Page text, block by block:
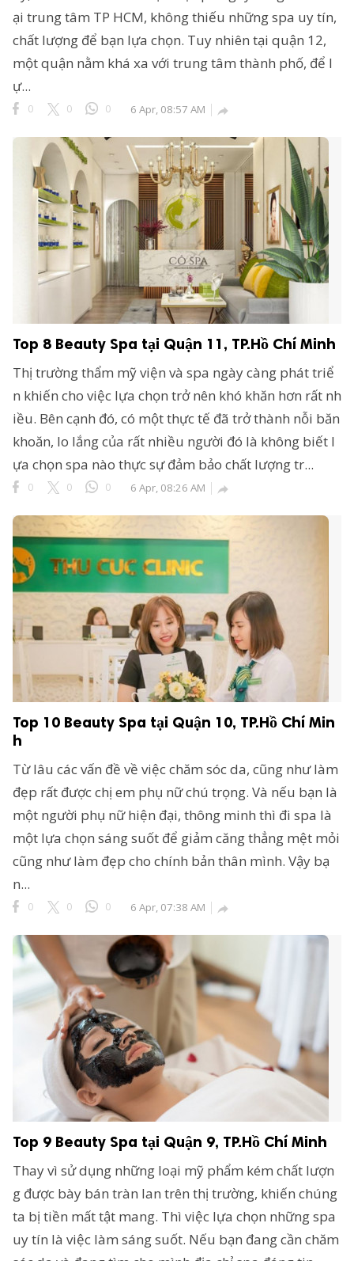
ại trung tâm TP HCM, không thiếu những spa uy tín,
chất lượng để bạn lựa chọn. Tuy nhiên tại quận 12,
một quận nằm khá xa với trung tâm thành phố, để l
ự...
0 0 0 6 Apr, 08:57 AM 
Top 8 Beauty Spa tại Quận 11, TP.Hồ Chí Minh
Thị trường thẩm mỹ viện và spa ngày càng phát triể
n khiến cho việc lựa chọn trở nên khó khăn hơn rất nh
iều. Bên cạnh đó, có một thực tế đã trở thành nỗi băn
khoăn, lo lắng của rất nhiều người đó là không biết l
ựa chọn spa nào thực sự đảm bảo chất lượng tr...
0 0 0 6 Apr, 08:26 AM 
Top 10 Beauty Spa tại Quận 10, TP.Hồ Chí Min
h
Từ lâu các vấn đề về việc chăm sóc da, cũng như làm
đẹp rất được chị em phụ nữ chú trọng. Và nếu bạn là
một người phụ nữ hiện đại, thông minh thì đi spa là
một lựa chọn sáng suốt để giảm căng thẳng mệt mỏi
cũng như làm đẹp cho chính bản thân mình. Vậy bạ
n...
0 0 0 6 Apr, 07:38 AM 
Top 9 Beauty Spa tại Quận 9, TP.Hồ Chí Minh
Thay vì sử dụng những loại mỹ phẩm kém chất lượn
g được bày bán tràn lan trên thị trường, khiến chúng
ta bị tiền mất tật mang. Thì việc lựa chọn những spa
uy tín là việc làm sáng suốt. Nếu bạn đang cần chăm